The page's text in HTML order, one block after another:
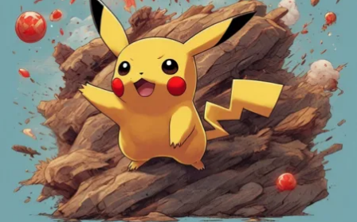
эксперимент: Google DeepMind и Anthropic проверяют, как их
последние ИИ-модели справляются с игрой Pokemon.
Результаты, которые можно увидеть в прямом эфире на Twitch-
каналах «
GeminiPlays Pokemon» и «Claude Plays Pokemon»,
демонстрируют как впечатляющие достижения, так и неожиданные
проявления «поведения».
В отчёте GoogleDeepMind описывается интересное явление:
модельGemini2.5 Pro в критических моментах, когда покемоны
близки к поражению, начинает проявлять признаки «паники».
Это приводит к ухудшению способности модели принимать